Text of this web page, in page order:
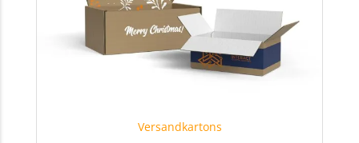
Versandkartons